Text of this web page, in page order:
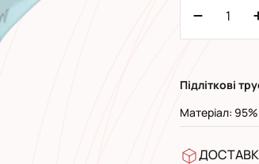
Підліткові
Матеріал: